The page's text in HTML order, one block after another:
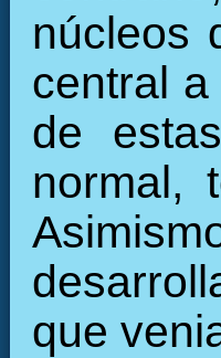
núcleos
central
de
normal,
que